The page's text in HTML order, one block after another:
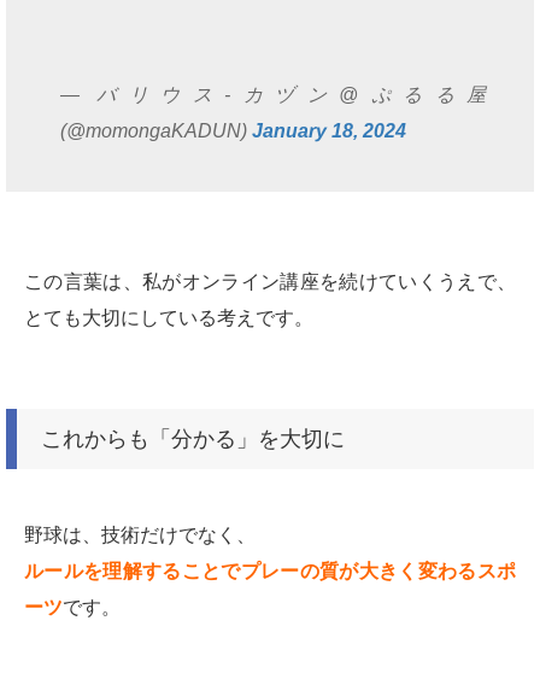
— バリウス-カヅン@ぷるる屋
(@momongaKADUN) January 18, 2024
この言葉は、私がオンライン講座を続けていくうえで、
とても大切にしている考えです。
これからも「分かる」を大切に
野球は、技術だけでなく、
ルールを理解することでプレーの質が大きく変わるスポ
ーツです。